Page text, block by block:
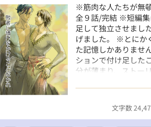
※筋肉な人たちが無
全９話/完結 ※短編
足して独立させまし
げました。 ※とにか
た記憶しかありま
ションで付け足した
分が薄まり、スト
こちらにアップし
https://note.com/
願いします。 登場
ラー系戦士で回復
文字数